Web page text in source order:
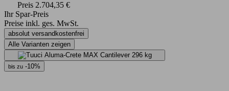
Preis 2.704,35 €
Ihr Spar-Preis
Preise inkl. ges. MwSt.
absolut versandkostenfrei
Alle Varianten zeigen
bis zu -10%